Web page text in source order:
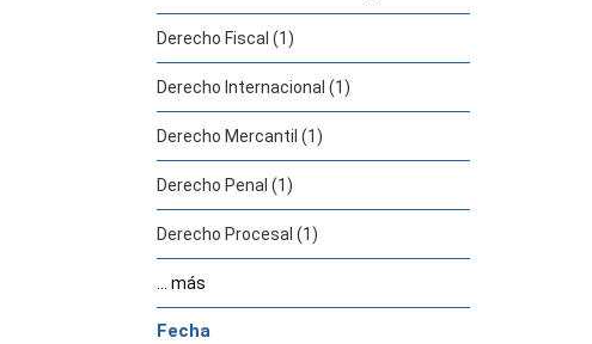
Derecho Fiscal (1)
Derecho Internacional (1)
Derecho Mercantil (1)
Derecho Penal (1)
Derecho Procesal (1)
... más
Fecha